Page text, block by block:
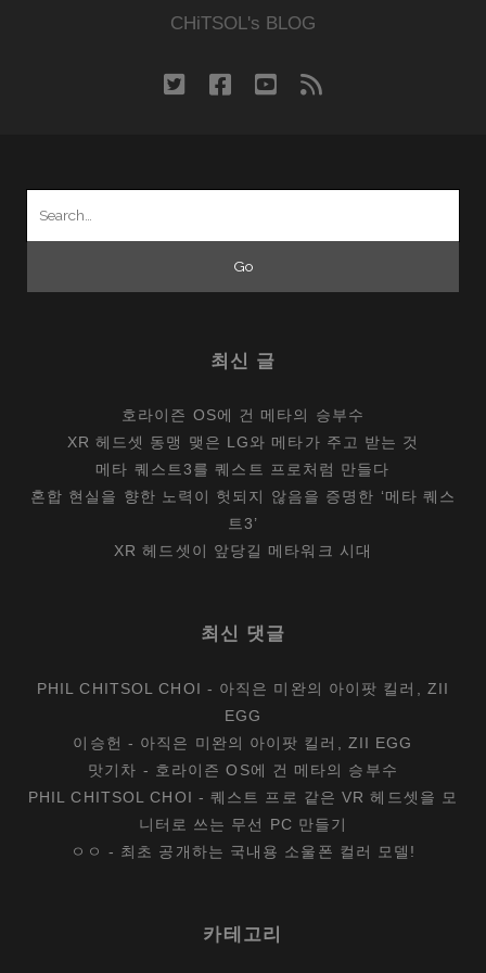
CHiTSOL's BLOG
twitter facebook
youtube
rss
최신 글
호라이즌 OS에 건 메타의 승부수
XR 헤드셋 동맹 맺은 LG와 메타가 주고 받는 것
메타 퀘스트3를 퀘스트 프로처럼 만들다
혼합 현실을 향한 노력이 헛되지 않음을 증명한 ‘메타 퀘스
트3’
XR 헤드셋이 앞당길 메타워크 시대
최신 댓글
PHIL CHITSOL CHOI - 아직은 미완의 아이팟 킬러, ZII
EGG
이승헌 - 아직은 미완의 아이팟 킬러, ZII EGG
맛기차 - 호라이즌 OS에 건 메타의 승부수
PHIL CHITSOL CHOI -퀘스트 프로 같은 VR 헤드셋을 모
니터로 쓰는 무선 PC 만들기
ㅇㅇ - 최초 공개하는 국내용 소울폰 컬러 모델!
카테고리